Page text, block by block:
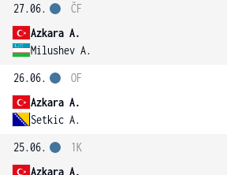
27.06.
Azkara A.
Milushev A.
ČF
26.06.
Azkara A.
Setkic A.
OF
25.06.
Azkara A.
1K